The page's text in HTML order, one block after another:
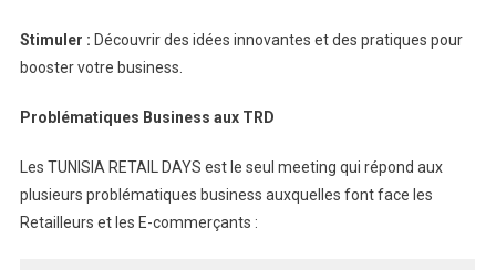
Stimuler : Découvrir des idées innovantes et des pratiques pour
booster votre business.
Problématiques Business aux TRD
Les TUNISIA RETAIL DAYS est le seul meeting qui répond aux
plusieurs problématiques business auxquelles font face les
Retailleurs et les E-commerçants :